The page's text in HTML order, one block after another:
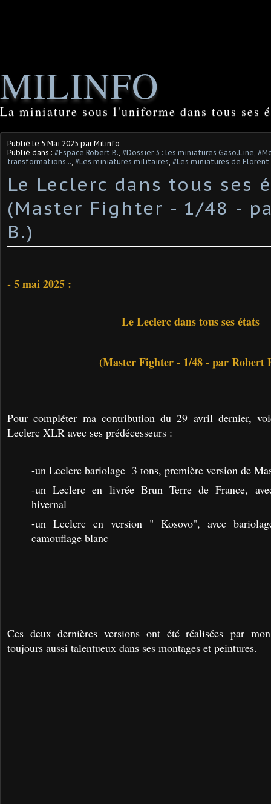
MILINFO
La miniature sous l'uniforme dans tous ses
Publié le 5 Mai 2025 par Milinfo
Publié dans : #Espace Robert B., #Dossier 3 : les miniatures Gaso.Line,
transformations..., #Les miniatures militaires, #Les miniatures de Florent
Le Leclerc dans tous ses
(Master Fighter - 1/48 -
B.)
-5 mai 2025 :
Le Leclerc dans tous ses états
(Master Fighter - 1/48 - par Robert
Pour compléter ma contribution du 29 avril dernier,
Leclerc XLR avec ses prédécesseurs :
-un Leclerc bariolage 3 tons, première version de
-un Leclerc en livrée Brun Terre de France,
hivernal
-un Leclerc en version " Kosovo", avec
camouflage blanc
Ces deux dernières versions ont été réalisées par
toujours aussi talentueux dans ses montages et peintures.